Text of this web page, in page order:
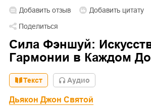
Добавить отзыв
Добавить цитату
Поделиться
Сила Фэншуй:
Гармонии в Каждом
Текст Aудио
Дьякон Джон Святой